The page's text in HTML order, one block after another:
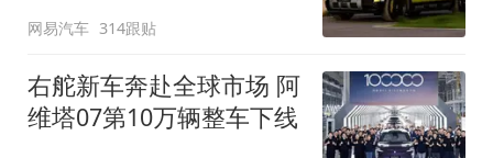
网易汽车 314跟贴
右舵新车奔赴全球市场 阿
维塔07第10万辆整车下线